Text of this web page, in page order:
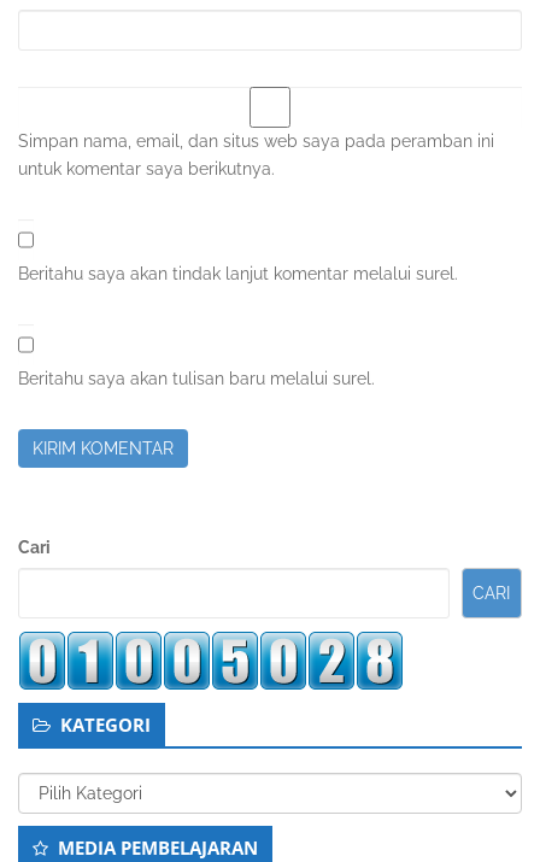
Simpan nama, email, dan situs web saya pada peramban ini
untuk komentar saya berikutnya.
Beritahu saya akan tindak lanjut komentar melalui surel.
Beritahu saya akan tulisan baru melalui surel.
Sidebar
Cari
CARI
KATEGORI
Kategori
MEDIA PEMBELAJARAN